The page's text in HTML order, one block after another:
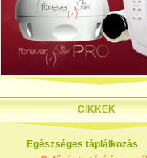
CIKKEK
Egészséges táplálkozás